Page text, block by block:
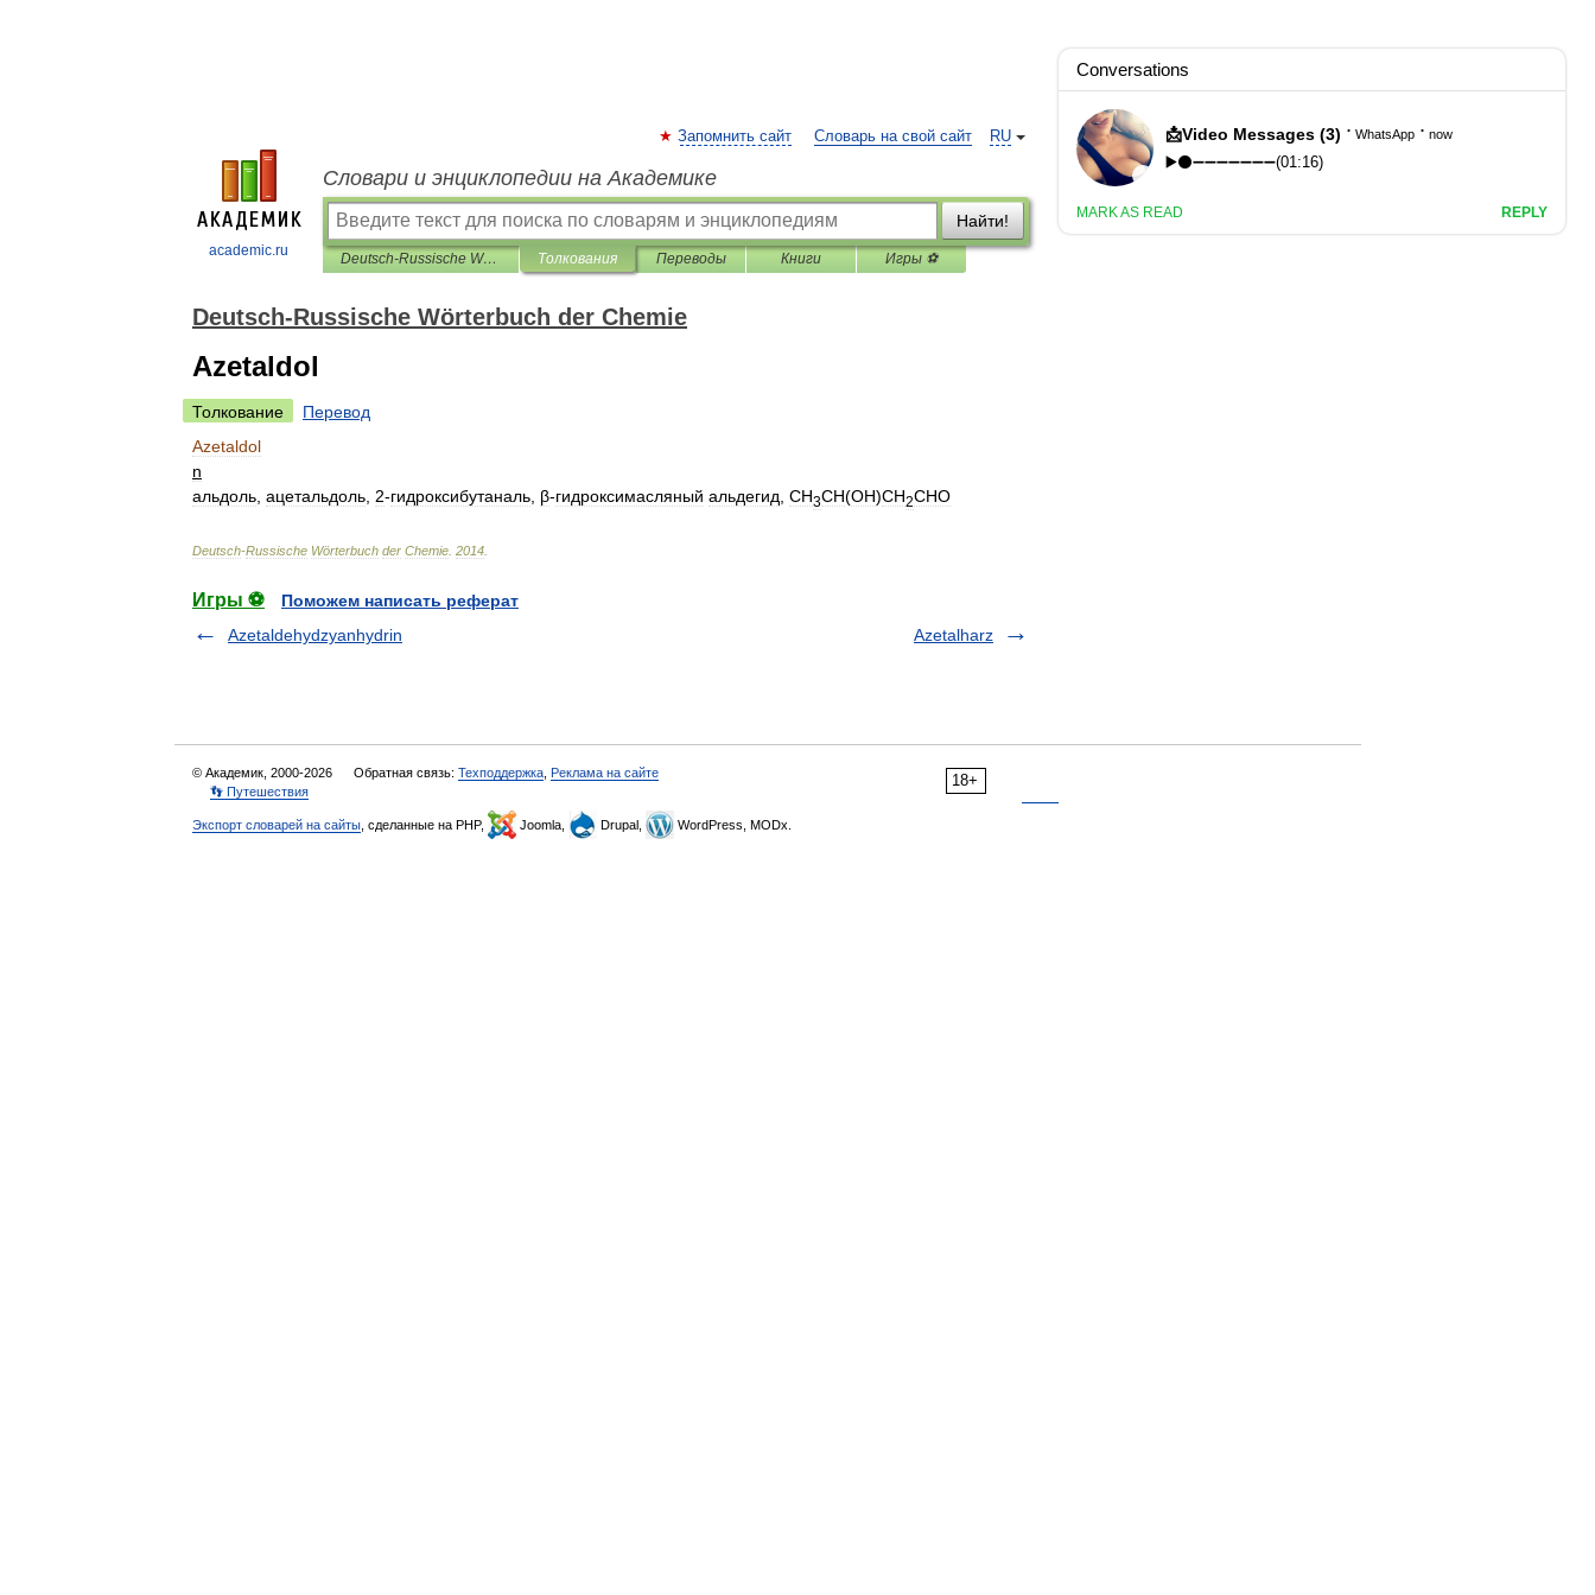
academic.ru
RU
Запомнить сайт Словарь на свой сайт
Словари и энциклопедии на Академике
Найти!
Deutsch-Russische Wörterbuch der Chemie Толкования Переводы Книги Игры ⚽
Deutsch-Russische Wörterbuch der Chemie
Azetaldol
Толкование
Перевод
Azetaldol
n
альдоль ацетальдоль 2-гидроксибутаналь β-гидроксимасляный альдегид CH3CH(OH)CH2CHO
Deutsch-Russische Wörterbuch der Chemie 2014
Игры ⚽
Поможем написать реферат
Azetaldehydzyanhydrin
Azetalharz
18+
© Академик, 2000-2026 Обратная связь: Техподдержка Реклама на сайте
👣 Путешествия
Экспорт словарей на сайты , сделанные на PHP, Joomla, Drupal, WordPress, MODx.